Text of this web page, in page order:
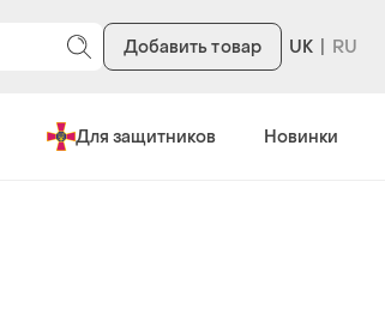
Добавить товар UK
Для защитников Новинки